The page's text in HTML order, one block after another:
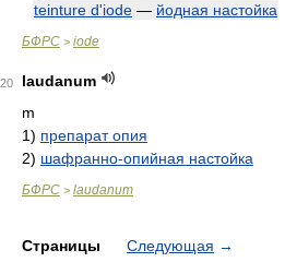
teinture d'iode — йодная настойка
БФРС > iode
20
laudanum
m
1) препарат опия
2) шафранно-опийная настойка
БФРС > laudanum
Страницы Следующая →